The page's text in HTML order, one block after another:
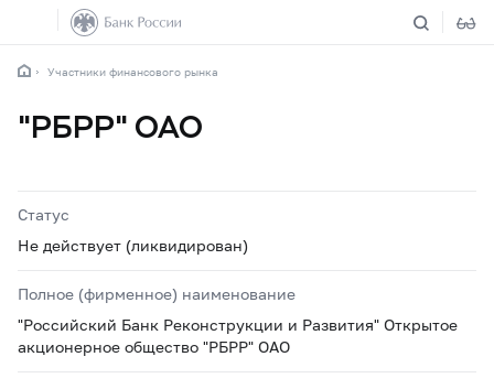
Участники финансового рынка
"РБРР" ОАО
Статус
Не действует (ликвидирован)
Полное (фирменное) наименование
"Российский Банк Реконструкции и Развития" Открытое
акционерное общество "РБРР" ОАО